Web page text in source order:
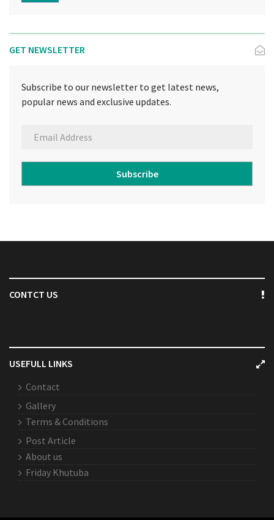
GET NEWSLETTER
Subscribe to our newsletter to get latest news,
popular news and exclusive updates.
Subscribe
CONTCT US
USEFULL LINKS
Contact
Gallery
Terms & Conditions
Post Article
About us
Friday Khutuba